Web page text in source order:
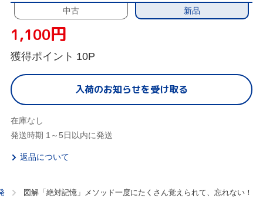
中古 新品
1,100円
獲得ポイント 10P
入荷のお知らせを受け取る
在庫なし
発送時期 1～5日以内に発送
返品について
図解「絶対記憶」メソッド一度にたくさん覚えられて、忘れない！